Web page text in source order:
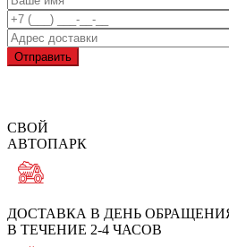
Отправить
СВОЙ
АВТОПАРК
ДОСТАВКА В ДЕНЬ
В ТЕЧЕНИЕ 2-4 ЧАСОВ